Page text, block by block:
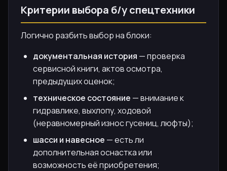
Критерии выбора б/у спецтехники
Логично разбить выбор на блоки:
документальная история — проверка
сервисной книги, актов осмотра,
предыдущих оценок;
техническое состояние — внимание к
гидравлике, выхлопу, ходовой
(неравномерный износ гусениц, люфты);
шасси и навесное — есть ли
дополнительная оснастка или
возможность её приобретения;